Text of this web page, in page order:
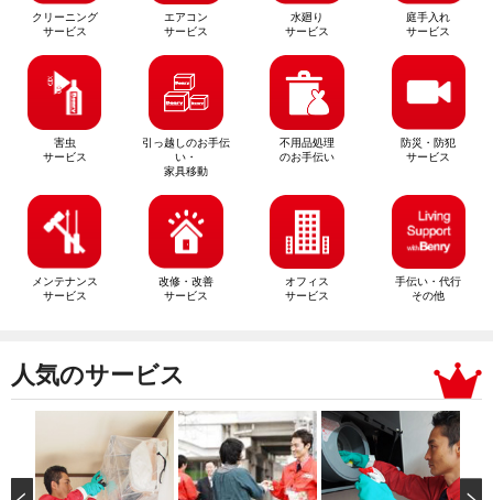
クリーニング
サービス
エアコン
サービス
水廻り
サービス
庭手入れ
サービス
害虫
サービス
引っ越しのお手伝
い・
家具移動
不用品処理
のお手伝い
防災・防犯
サービス
メンテナンス
サービス
改修・改善
サービス
オフィス
サービス
手伝い・代行
その他
人気のサービス